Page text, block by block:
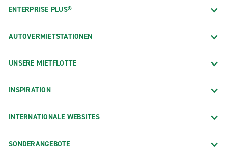
ENTERPRISE PLUS®
AUTOVERMIETSTATIONEN
UNSERE MIETFLOTTE
INSPIRATION
INTERNATIONALE WEBSITES
SONDERANGEBOTE